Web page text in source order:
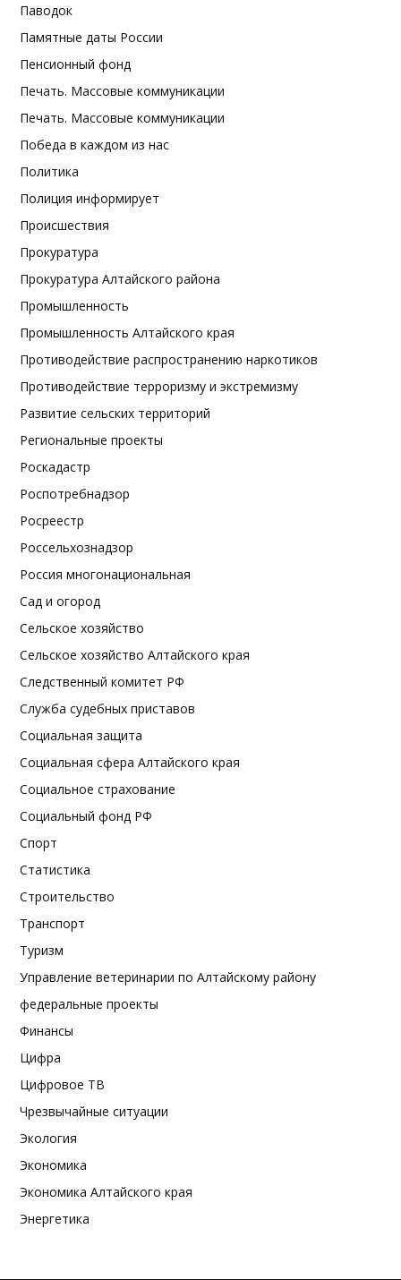
Паводок
Памятные даты России
Пенсионный фонд
Печать. Массовые коммуникации
Печать. Массовые коммуникации
Победа в каждом из нас
Политика
Полиция информирует
Происшествия
Прокуратура
Прокуратура Алтайского района
Промышленность
Промышленность Алтайского края
Противодействие распространению наркотиков
Противодействие терроризму и экстремизму
Развитие сельских территорий
Региональные проекты
Роскадастр
Роспотребнадзор
Росреестр
Россельхознадзор
Россия многонациональная
Сад и огород
Сельское хозяйство
Сельское хозяйство Алтайского края
Следственный комитет РФ
Служба судебных приставов
Социальная защита
Социальная сфера Алтайского края
Социальное страхование
Социальный фонд РФ
Спорт
Статистика
Строительство
Транспорт
Туризм
Управление ветеринарии по Алтайскому району
федеральные проекты
Финансы
Цифра
Цифровое ТВ
Чрезвычайные ситуации
Экология
Экономика
Экономика Алтайского края
Энергетика